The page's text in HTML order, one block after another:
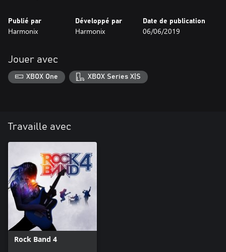
Publié par
Harmonix
Développé par
Harmonix
Date de publication
06/06/2019
Jouer avec
XBOX One XBOX Series X|S
Travaille avec
Rock Band 4